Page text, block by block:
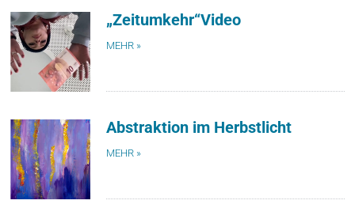
„Zeitumkehr“Video
MEHR »
Abstraktion im Herbstlicht
MEHR »